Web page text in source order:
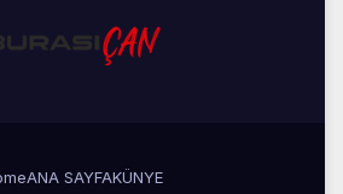
ANA SAYFAKÜNYE